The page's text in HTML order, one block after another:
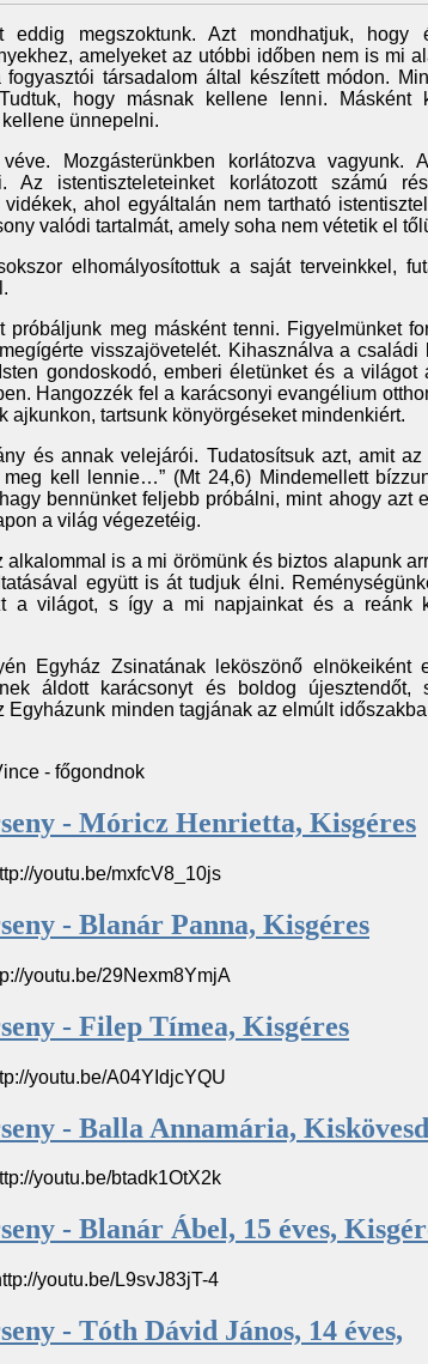
megszoktunk. Azt mondhatjuk, hogy
amelyeket az utóbbi időben nem is mi
társadalom által készített módon.
hogy másnak kellene lenni. Másként
ünnepelni.
Mozgásterünkben korlátozva vagyunk.
Az istentiszteleteinket korlátozott számú
ahol egyáltalán nem tartható
valódi tartalmát, amely soha nem vétetik el
elhomályosítottuk a saját terveinkkel,
meg másként tenni. Figyelmünket
visszajövetelét. Kihasználva a családi
gondoskodó, emberi életünket és a világot
Hangozzék fel a karácsonyi evangélium
ajkunkon, tartsunk könyörgéseket mindenkiért.
és annak velejárói. Tudatosítsuk azt, amit
meg kell lennie…” (Mt 24,6) Mindemellett
bennünket feljebb próbálni, mint ahogy azt
a világ végezetéig.
is a mi örömünk és biztos alapunk
együtt is át tudjuk élni.
a világot, s így a mi napjainkat és a reánk
Egyház Zsinatának leköszönő elnökeiként
áldott karácsonyt és boldog újesztendőt,
Egyházunk minden tagjának az elmúlt
- főgondnok
- Móricz Henrietta, Kisgéres
youtu.be/mxfcV8_10js
- Blanár Panna, Kisgéres
youtu.be/29Nexm8YmjA
- Filep Tímea, Kisgéres
youtu.be/A04YIdjcYQU
- Balla Annamária, Kiskövesd
youtu.be/btadk1OtX2k
- Blanár Ábel, 15 éves,
youtu.be/L9svJ83jT-4
- Tóth Dávid János, 14 éves,